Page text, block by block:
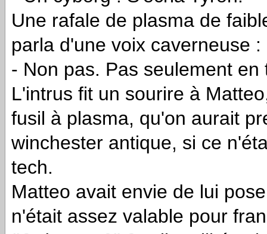
Une rafale de plasma de
parla d'une voix caverneuse :
- Non pas. Pas seulement en
L'intrus fit un sourire à
fusil à plasma, qu'on aurait
winchester antique, si ce
tech.
Matteo avait envie de lui
n'était assez valable pour